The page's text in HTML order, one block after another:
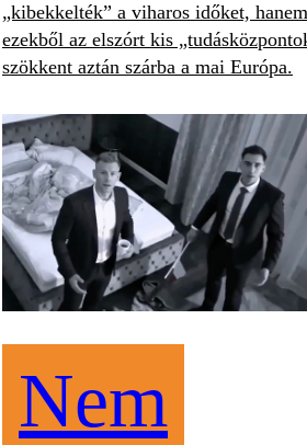
„kibekkelték” a viharos időket, hanem
ezekből az elszórt kis
szökkent aztán szárba a mai Európa.
Nem